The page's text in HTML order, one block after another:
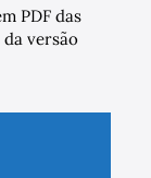
PDF das
da versão